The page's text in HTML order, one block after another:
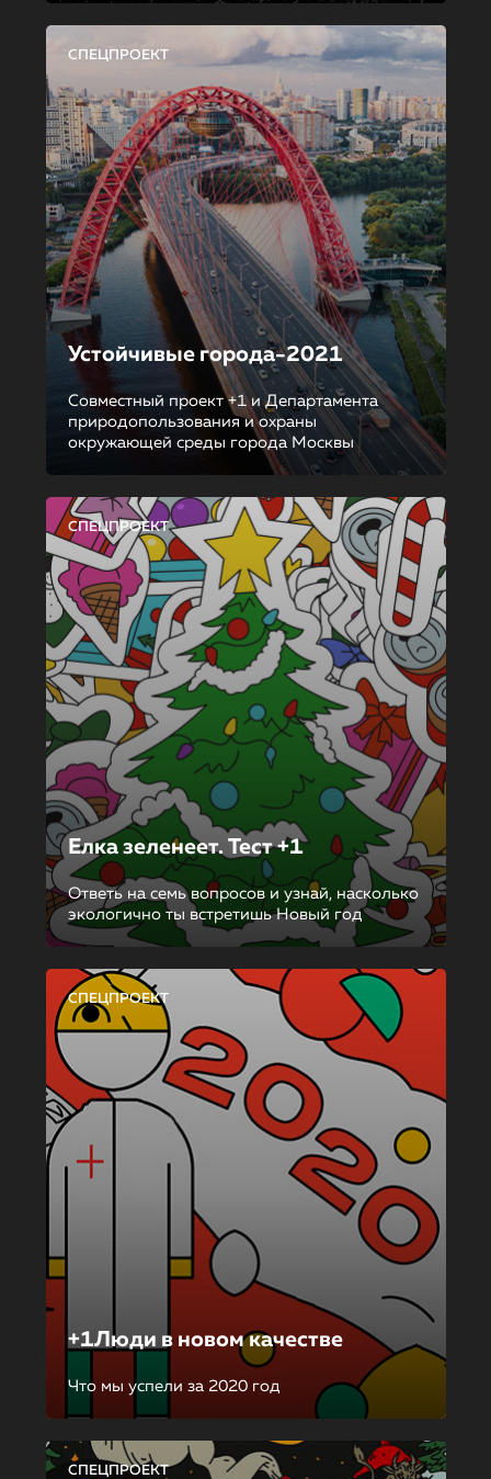
СПЕЦПРОЕКТ
Устойчивые города-2021
Совместный проект +1 и Департамента
природопользования и охраны
окружающей среды города Москвы
СПЕЦПРОЕКТ
Елка зеленеет. Тест +1
Ответь на семь вопросов и узнай, насколько
экологично ты встретишь Новый год
СПЕЦПРОЕКТ
+1Люди в новом качестве
Что мы успели за 2020 год
СПЕЦПРОЕКТ